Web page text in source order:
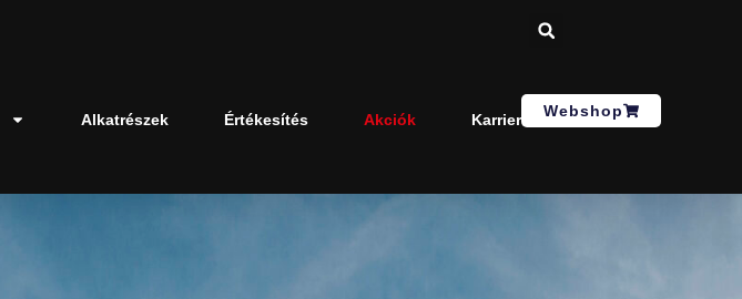
Alkatrészek Értékesítés Akciók Karrier Webshop